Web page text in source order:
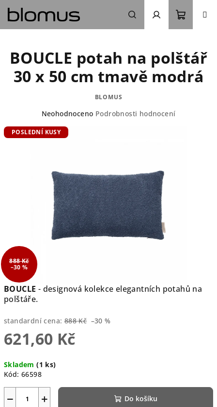
obsah
Hledat Přihlášení
košík
BOUCLE - designová kolekce elegantních potahů na
polštáře.
standardní cena: 888 Kč –30 %
621,60 Kč
cena:
Skladem(1 ks)
Kód: 66598
+
− Do košíku
BOUCLE potah na polštář
30 x 50 cm tmavě modrá
BLOMUS
Průměrné
produktu
hvězdiček.
Neohodnoceno Podrobnosti hodnocení
POSLEDNÍ KUSY
888 Kč
–30 %